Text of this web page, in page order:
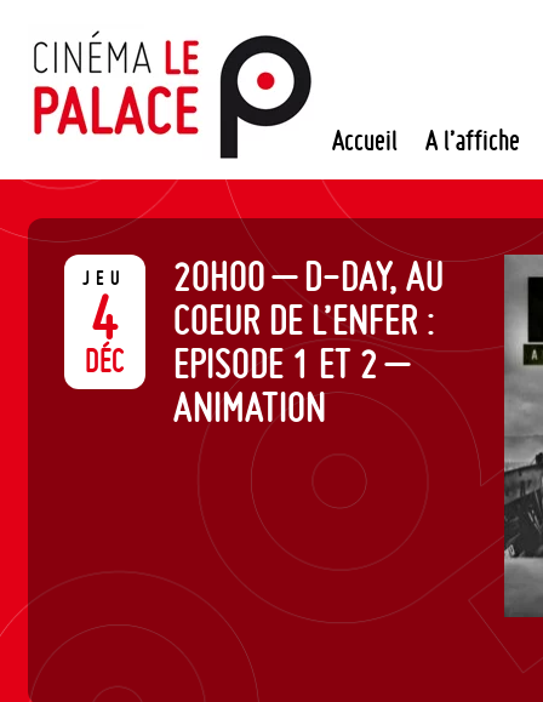
contenu
Accueil A l’affiche
JEU
4
DÉC
20H00 – D-DAY, AU
COEUR DE L’ENFER :
EPISODE 1 ET 2 –
ANIMATION